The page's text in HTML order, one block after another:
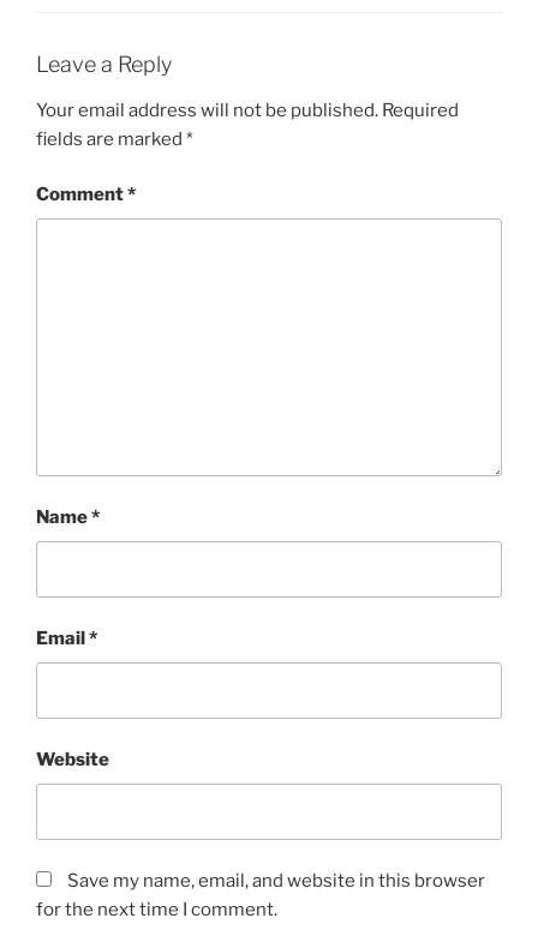
Leave a Reply
Your email address will not be published. Required
fields are marked *
Comment*
Name*
Email *
Website
Save my name, email, and website in this browser
for the next time I comment.